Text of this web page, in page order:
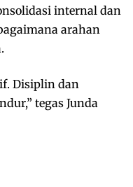
internal dan
arahan
Disiplin dan
tegas Junda